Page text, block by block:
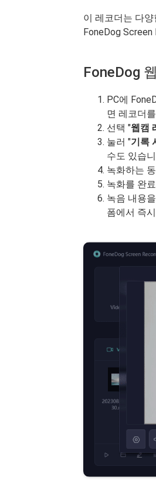
이 레코더는 다
FoneDog
FoneDog
PC에
면 레코더
선택 "웹캠
눌러 "기록
수도 있습
녹화하는
녹화를 완
녹음 내용
폼에서 즉